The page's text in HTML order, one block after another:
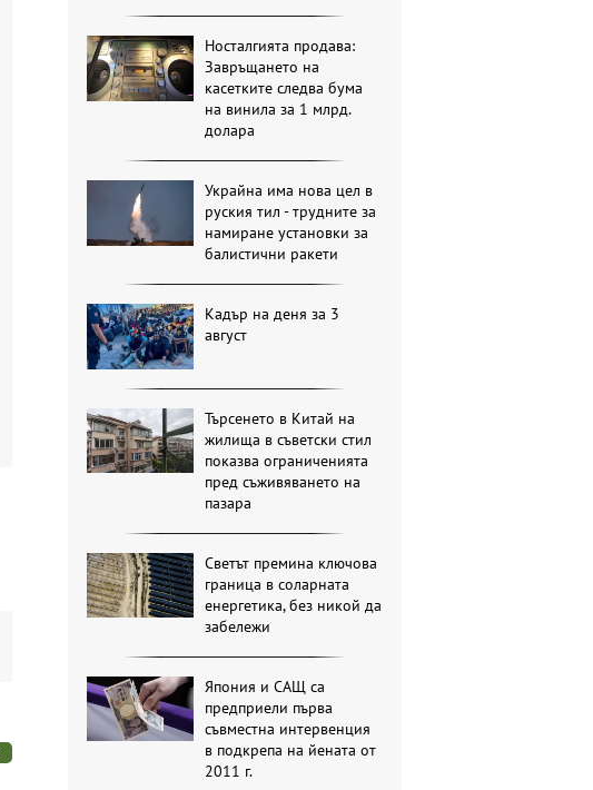
Носталгията продава:
Завръщането на
касетките следва бума
на винила за 1 млрд.
долара
Украйна има нова цел в
руския тил - трудните за
намиране установки за
балистични ракети
Кадър на деня за 3
август
Търсенето в Китай на
жилища в съветски стил
показва ограниченията
пред съживяването на
пазара
Светът премина ключова
граница в соларната
енергетика, без никой да
забележи
Япония и САЩ са
предприели първа
съвместна интервенция
в подкрепа на йената от
2011 г.